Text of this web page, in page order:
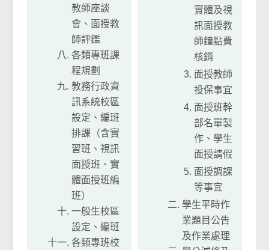
教師座談
會、面授教
師評鑑
各類專班課
程規劃
教務行政資
訊系統校區
設定、編班
排課（含實
習班、視訊
面授班、實
體面授班編
班）
一般生校區
設定、編班
各類專班校
實體及視
訊面授教
師鐘點費
核銷
面授教師
投保事宜
面授班幹
部名單製
作、學生
面授請假
面授調課
等事宜
學生平時作
業題目公告
及作業處理